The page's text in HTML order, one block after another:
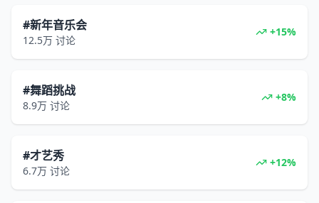
#新年音乐会
12.5万 讨论
+15%
#舞蹈挑战
8.9万 讨论
+8%
#才艺秀
6.7万 讨论
+12%